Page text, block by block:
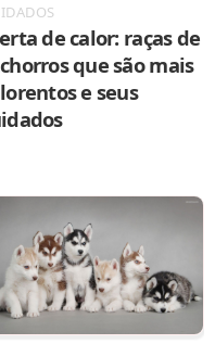
de calor: raças de
que são mais
e seus